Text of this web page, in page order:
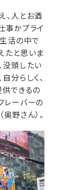
、人とお酒
事かプライ
活の中で
たと思いま
没頭したい
分らしく、
供できるの
レーバーの
野さん）。